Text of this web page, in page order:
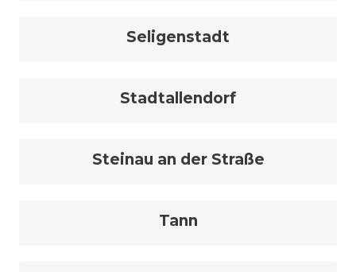
Seligenstadt
Stadtallendorf
Steinau an der Straße
Tann